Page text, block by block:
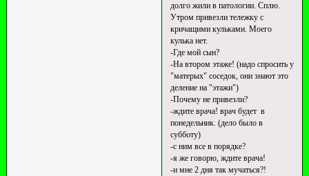
долго жили в патологии. Сплю.
Утром привезли тележку с
кричащими кульками. Моего
кулька нет.
-Где мой сын?
-На втором этаже! (надо спросить у
"матерых" соседок, они знают это
деление на "этажи")
-Почему не привезли?
-ждите врача! врач будет в
понедельник. (дело было в
субботу)
-с ним все в порядке?
-я же говорю, ждите врача!
-и мне 2 дня так мучаться?!